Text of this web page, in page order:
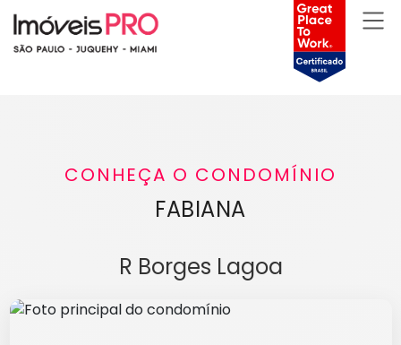
CONHEÇA O CONDOMÍNIO
FABIANA
R Borges Lagoa